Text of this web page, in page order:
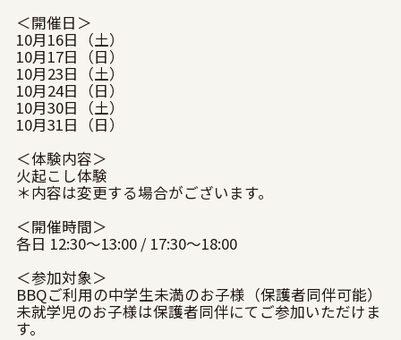
＜開催日＞
10月16日（土）
10月17日（日）
10月23日（土）
10月24日（日）
10月30日（土）
10月31日（日）
＜体験内容＞
火起こし体験
＊内容は変更する場合がございます。
＜開催時間＞
各日 12:30〜13:00 / 17:30〜18:00
＜参加対象＞
BBQご利用の中学生未満のお子様（保護者同伴可能）
未就学児のお子様は保護者同伴にてご参加いただけま
す。